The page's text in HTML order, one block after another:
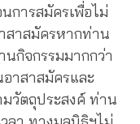
การสมัครเพื่อไม่
สาสมัครหากท่าน
กิจกรรมมากกว่า
อาสาสมัครและ
วัตถุประสงค์ ท่าน